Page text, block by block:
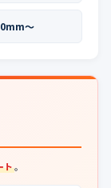
〜
ト。